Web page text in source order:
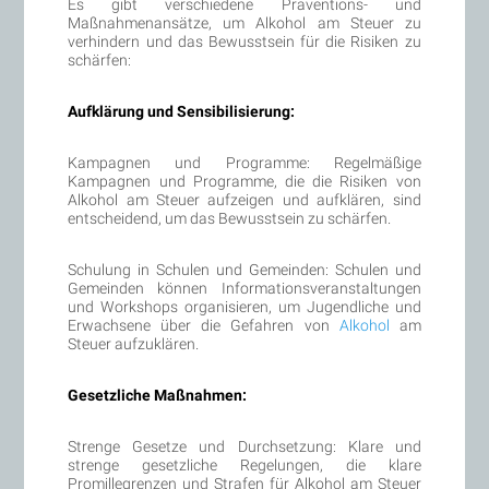
Es gibt verschiedene Präventions- und
Maßnahmenansätze, um Alkohol am Steuer zu
verhindern und das Bewusstsein für die Risiken zu
schärfen:
Aufklärung und Sensibilisierung:
Kampagnen und Programme: Regelmäßige
Kampagnen und Programme, die die Risiken von
Alkohol am Steuer aufzeigen und aufklären, sind
entscheidend, um das Bewusstsein zu schärfen.
Schulung in Schulen und Gemeinden: Schulen und
Gemeinden können Informationsveranstaltungen
und Workshops organisieren, um Jugendliche und
Erwachsene über die Gefahren von Alkohol am
Steuer aufzuklären.
Gesetzliche Maßnahmen:
Strenge Gesetze und Durchsetzung: Klare und
strenge gesetzliche Regelungen, die klare
Promillegrenzen und Strafen für Alkohol am Steuer